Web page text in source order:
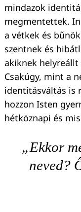
mindazok
megmentettek.
a vétkek és
szentnek és
akiknek
Csakúgy, mint a
identitásváltás is
hozzon Isten
hétköznapi és
„Ekkor
neved?